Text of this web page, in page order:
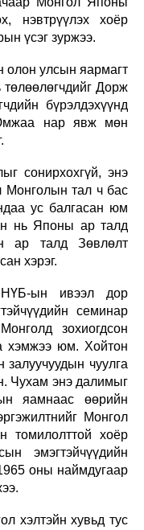
нэвтрүүлэх хоёр
үсэг зуржээ.
олон улсын яармагт
Дорж
бүрэлдэхүүнд
нар явж мөн
сонирхохгүй, энэ
Монголын тал ч бас
ус балгасан юм
нь Японы ар талд
ар талд Зөвлөлт
хэрэг.
ын ивээл дор
семинар
зохиогдсон
хэмжээ юм. Хойтон
чуулга
Чухам энэ далимыг
яамнаас өөрийн
Монгол
томилолттой хоёр
эмэгтэйчүүдийн
оны наймдугаар
хэлтэйн хувьд тус